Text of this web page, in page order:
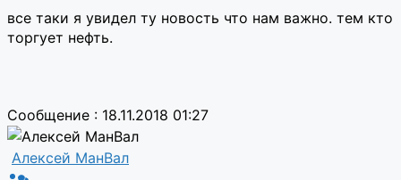
все таки я увидел ту новость что нам важно. тем кто
торгует нефть.
Сообщение : 18.11.2018 01:27
Алексей МанВал